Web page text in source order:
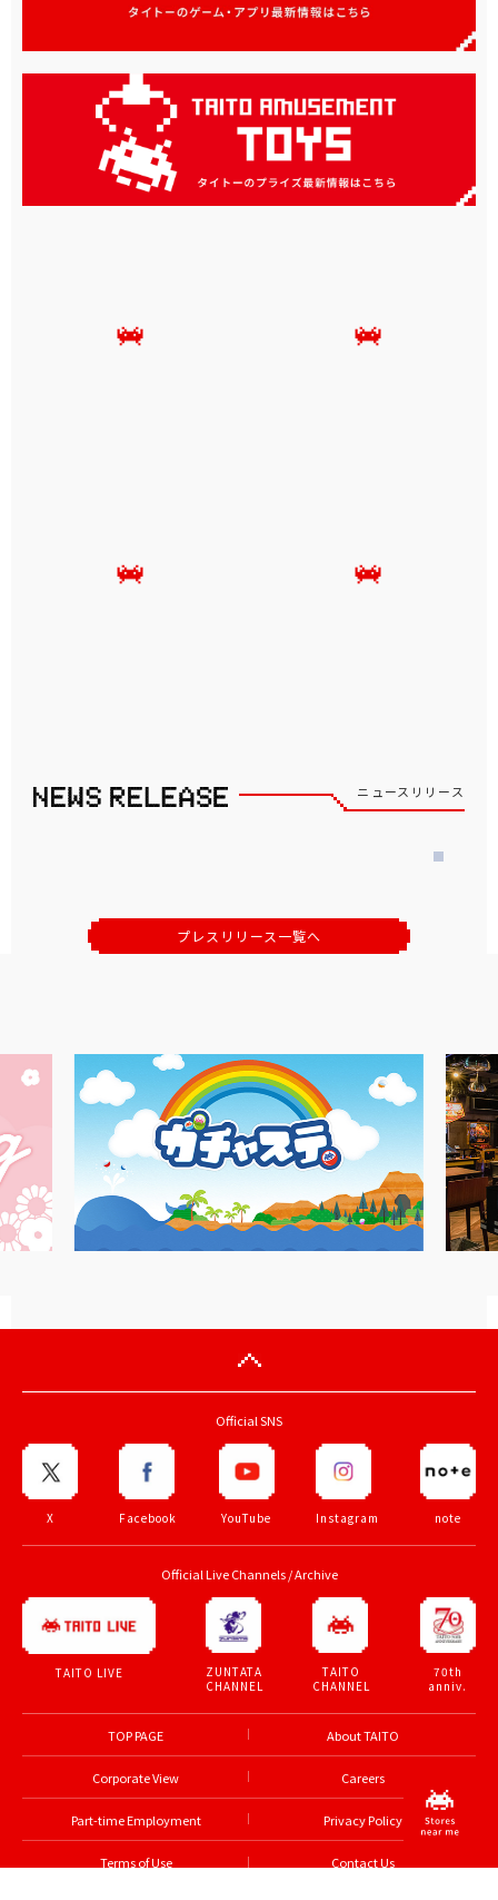
ニュースリリース
プレスリリース一覧へ
Official SNS
X Facebook YouTube Instagram note
Official Live Channels / Archive
TAITO LIVE
ZUNTATA
CHANNEL
TAITO
CHANNEL
70th
anniv.
TOP PAGE About TAITO
Corporate View Careers
Part-time Employment Privacy Policy
Terms of Use Contact Us